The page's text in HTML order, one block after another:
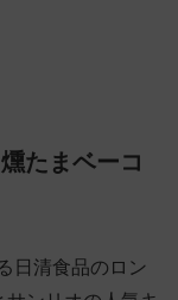
たまベーコ
日清食品のロン